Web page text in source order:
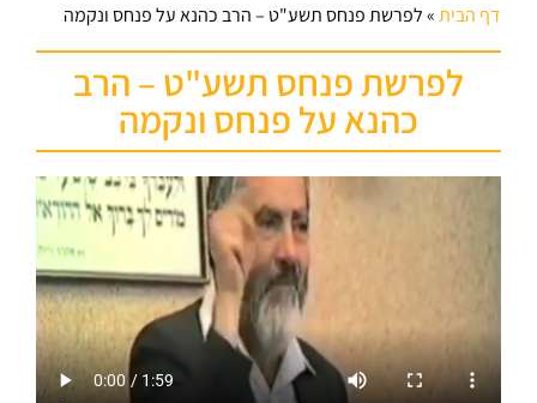
דף הבית»לפרשת פנחס תשע"ט – הרב כהנא על פנחס ונקמה
לפרשת פנחס תשע"ט – הרב
כהנא על פנחס ונקמה